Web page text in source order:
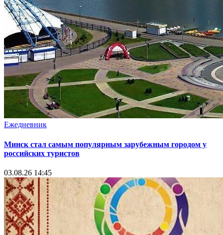
Ежедневник
Минск стал самым популярным зарубежным городом у
российских туристов
03.08.26 14:45